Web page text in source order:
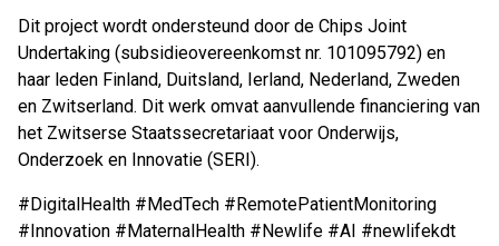
Dit project wordt ondersteund door de Chips Joint
Undertaking (subsidieovereenkomst nr. 101095792) en
haar leden Finland, Duitsland, Ierland, Nederland, Zweden
en Zwitserland. Dit werk omvat aanvullende financiering van
het Zwitserse Staatssecretariaat voor Onderwijs,
Onderzoek en Innovatie (SERI).
#DigitalHealth #MedTech #RemotePatientMonitoring
#Innovation #MaternalHealth #Newlife #AI #newlifekdt